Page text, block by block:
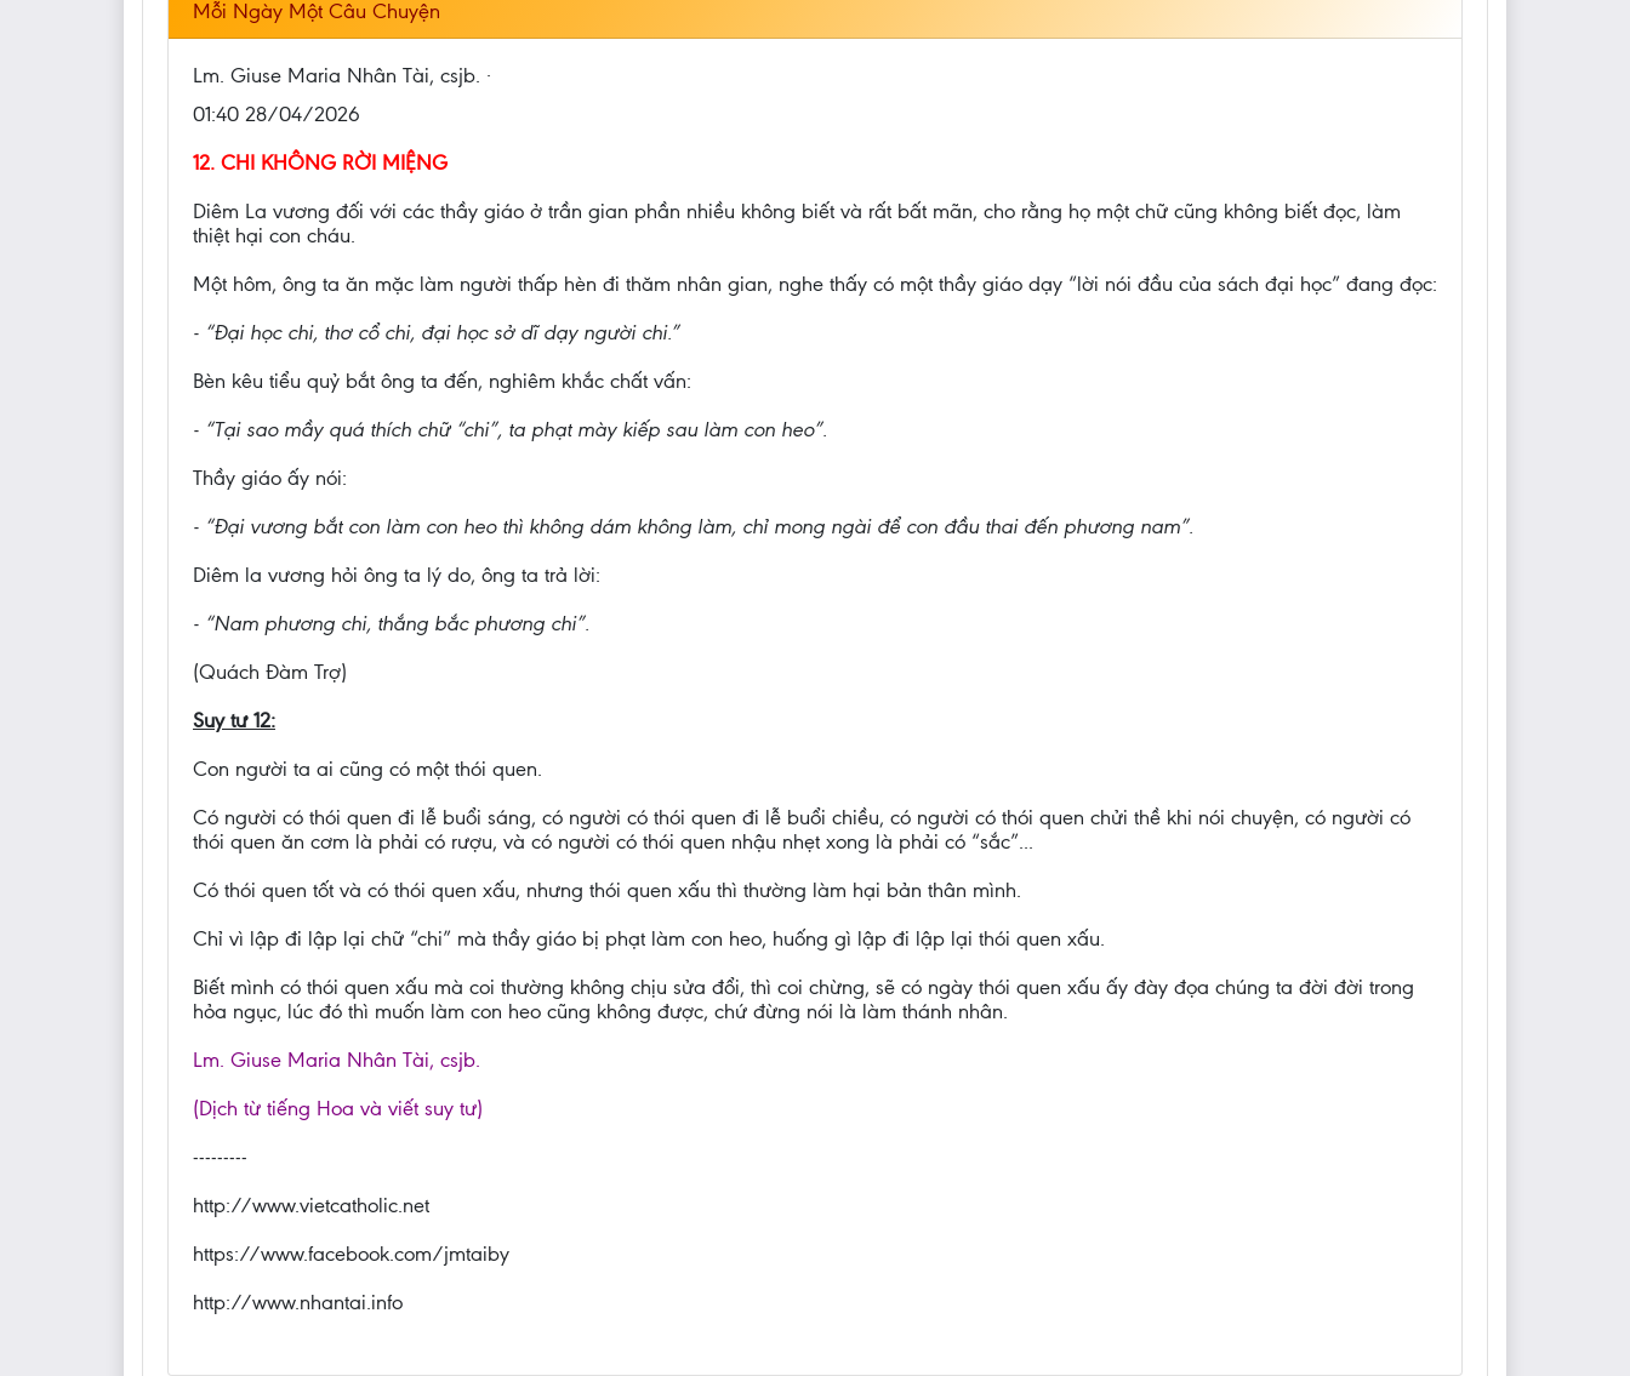
Mỗi Ngày Một Câu Chuyện
Lm. Giuse Maria Nhân Tài, csjb. ·
01:40 28/04/2026
12. CHI KHÔNG RỜI MIỆNG
Diêm La vương đối với các thầy giáo ở trần gian phần nhiều không biết và rất bất mãn, cho rằng họ một chữ cũng không biết đọc, làm
thiệt hại con cháu.
Một hôm, ông ta ăn mặc làm người thấp hèn đi thăm nhân gian, nghe thấy có một thầy giáo dạy “lời nói đầu của sách đại học” đang đọc:
- “Đại học chi, thơ cổ chi, đại học sở dĩ dạy người chi.”
Bèn kêu tiểu quỷ bắt ông ta đến, nghiêm khắc chất vấn:
- “Tại sao mầy quá thích chữ “chi”, ta phạt mày kiếp sau làm con heo”.
Thầy giáo ấy nói:
- “Đại vương bắt con làm con heo thì không dám không làm, chỉ mong ngài để con đầu thai đến phương nam”.
Diêm la vương hỏi ông ta lý do, ông ta trả lời:
- “Nam phương chi, thắng bắc phương chi”.
(Quách Đàm Trợ)
Suy tư 12:
Con người ta ai cũng có một thói quen.
Có người có thói quen đi lễ buổi sáng, có người có thói quen đi lễ buổi chiều, có người có thói quen chửi thề khi nói chuyện, có người có
thói quen ăn cơm là phải có rượu, và có người có thói quen nhậu nhẹt xong là phải có “sắc”...
Có thói quen tốt và có thói quen xấu, nhưng thói quen xấu thì thường làm hại bản thân mình.
Chỉ vì lập đi lập lại chữ “chi” mà thầy giáo bị phạt làm con heo, huống gì lập đi lập lại thói quen xấu.
Biết mình có thói quen xấu mà coi thường không chịu sửa đổi, thì coi chừng, sẽ có ngày thói quen xấu ấy đày đọa chúng ta đời đời trong
hỏa ngục, lúc đó thì muốn làm con heo cũng không được, chứ đừng nói là làm thánh nhân.
Lm. Giuse Maria Nhân Tài, csjb.
(Dịch từ tiếng Hoa và viết suy tư)
---------
http://www.vietcatholic.net
https://www.facebook.com/jmtaiby
http://www.nhantai.info